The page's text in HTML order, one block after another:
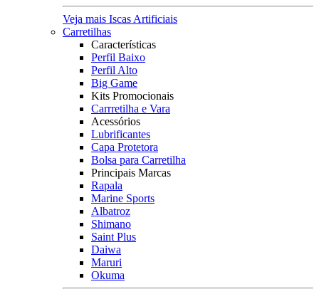
Veja mais Iscas Artificiais
Carretilhas
Características
Perfil Baixo
Perfil Alto
Big Game
Kits Promocionais
Carrretilha e Vara
Acessórios
Lubrificantes
Capa Protetora
Bolsa para Carretilha
Principais Marcas
Rapala
Marine Sports
Albatroz
Shimano
Saint Plus
Daiwa
Maruri
Okuma